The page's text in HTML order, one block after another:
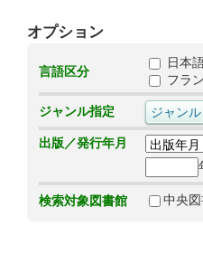
オプション
言語区分
日本
フラ
ジャンル指定
出版／発行年月
検索対象図書館 中央